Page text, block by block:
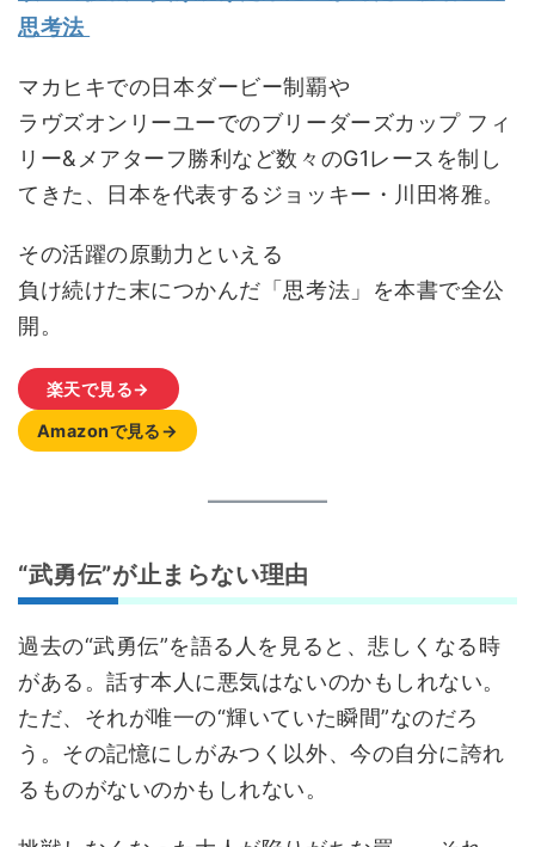
思考法
マカヒキでの日本ダービー制覇や
ラヴズオンリーユーでのブリーダーズカップ フィ
リー&メアターフ勝利など数々のG1レースを制し
てきた、日本を代表するジョッキー・川田将雅。
その活躍の原動力といえる
負け続けた末につかんだ「思考法」を本書で全公
開。
楽天で見る→
Amazonで見る→
“武勇伝”が止まらない理由
過去の“武勇伝”を語る人を見ると、悲しくなる時
がある。話す本人に悪気はないのかもしれない。
ただ、それが唯一の“輝いていた瞬間”なのだろ
う。その記憶にしがみつく以外、今の自分に誇れ
るものがないのかもしれない。